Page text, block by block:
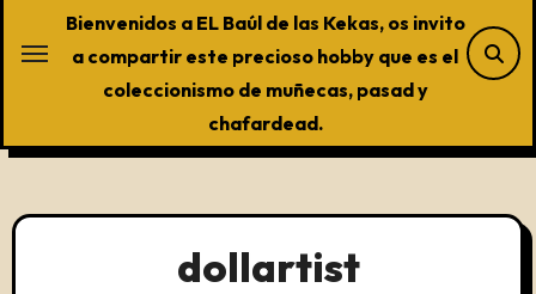
Bienvenidos a EL Baúl de las Kekas, os invito
a compartir este precioso hobby que es el
coleccionismo de muñecas, pasad y
chafardead.
dollartist